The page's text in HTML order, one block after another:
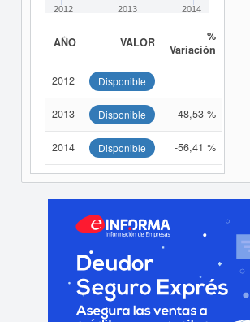
2012 2013 2014
AÑO VALOR
%
Variación
2012 Disponible
2013 Disponible -48,53 %
2014 Disponible -56,41 %